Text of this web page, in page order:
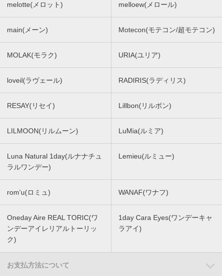
melotte(メロット) melloew(メロール)
main(メーン) Motecon(モテコン/超モテコン)
MOLAK(モラク) URIA(ユリア)
loveil(ラヴェール) RADIRIS(ラディリス)
RESAY(リセイ) Lillbon(リルボン)
LILMOON(リルムーン) LuMia(ルミア)
Luna Natural 1day(ルナナチュ
ラルワンデー)
Lemieu(ルミュー)
rom'u(ロミュ) WANAF(ワナフ)
Oneday Aire REAL TORIC(ワ
ンデーアイレリアルトーリッ
ク)
1day Cara Eyes(ワンデーキャ
ラアイ)
お支払方法について